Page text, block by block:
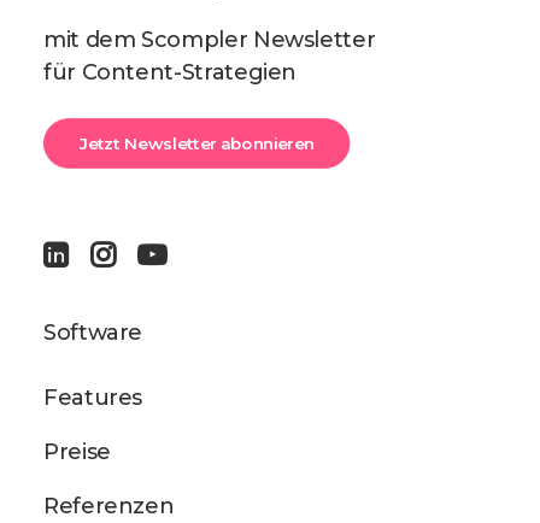
mit dem Scompler Newsletter
für Content-Strategien
Jetzt Newsletter abonnieren
Software
Features
Preise
Referenzen